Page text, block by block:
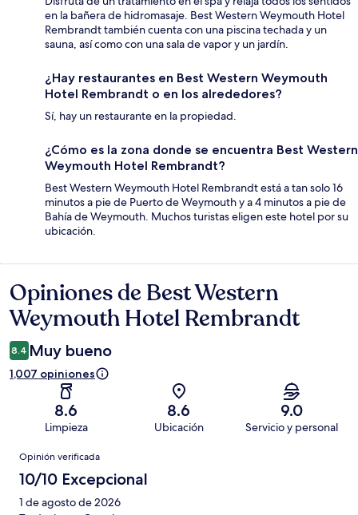
en la bañera de hidromasaje. Best Western Weymouth Hotel
Rembrandt también cuenta con una piscina techada y un
sauna, así como con una sala de vapor y un jardín.
¿Hay restaurantes en Best Western Weymouth
Hotel Rembrandt o en los alrededores?
Sí, hay un restaurante en la propiedad.
¿Cómo es la zona donde se encuentra Best Western
Weymouth Hotel Rembrandt?
Best Western Weymouth Hotel Rembrandt está a tan solo 16
minutos a pie de Puerto de Weymouth y a 4 minutos a pie de
Bahía de Weymouth. Muchos turistas eligen este hotel por su
ubicación.
Opiniones
Opiniones de Best Western
Weymouth Hotel Rembrandt
8.4 Muy bueno
1,007 opiniones
8.6
Limpieza
8.6
Ubicación
9.0
Servicio y personal
Opiniones
Opinión verificada
10/10 Excepcional
1 de agosto de 2026